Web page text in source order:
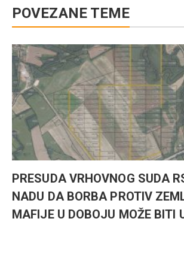
POVEZANE TEME
PRESUDA VRHOVNOG SUDA
NADU DA BORBA PROTIV
MAFIJE U DOBOJU MOŽE BITI